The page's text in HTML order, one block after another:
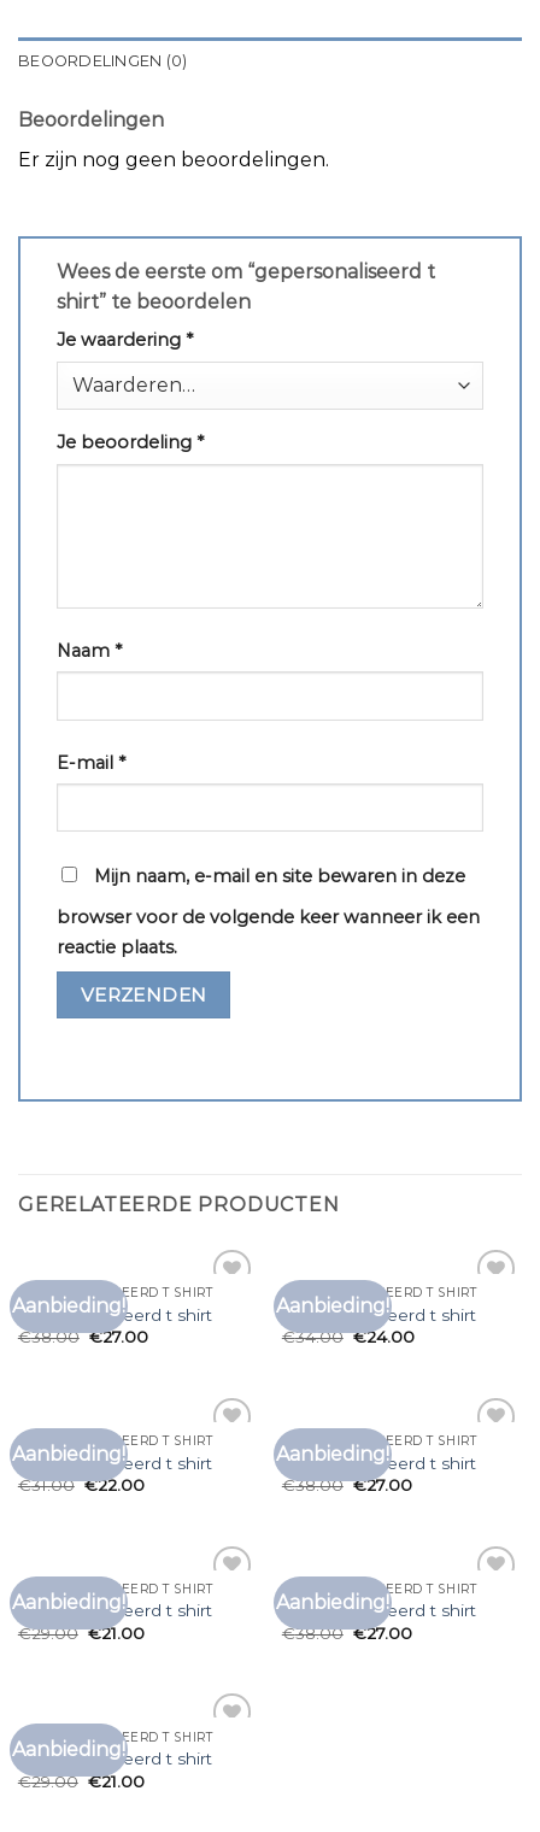
BEOORDELINGEN (0)
Beoordelingen
Er zijn nog geen beoordelingen.
Wees de eerste om “gepersonaliseerd t
shirt” te beoordelen
Je waardering *
Je beoordeling *
Naam *
E-mail *
Mijn naam, e-mail en site bewaren in deze
browser voor de volgende keer wanneer ik een
reactie plaats.
GERELATEERDE PRODUCTEN
Aanbieding!
aan
GEPERSONALISEERD T SHIRT
gepersonaliseerd t shirt
€38.00 €27.00
Aanbieding!
aan
GEPERSONALISEERD T SHIRT
gepersonaliseerd t shirt
€34.00 €24.00
Aanbieding!
aan
GEPERSONALISEERD T SHIRT
gepersonaliseerd t shirt
€31.00 €22.00
Aanbieding!
aan
GEPERSONALISEERD T SHIRT
gepersonaliseerd t shirt
€38.00 €27.00
Aanbieding!
Toevoegen
aan
GEPERSONALISEERD T SHIRT
gepersonaliseerd t shirt
€29.00 €21.00
Aanbieding!
Toevoegen
aan
GEPERSONALISEERD T SHIRT
gepersonaliseerd t shirt
€38.00 €27.00
Aanbieding!
Toevoegen
aan
GEPERSONALISEERD T SHIRT
gepersonaliseerd t shirt
€29.00 €21.00